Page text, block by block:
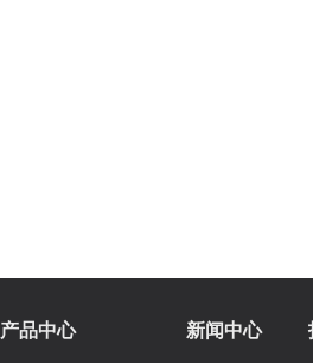
产品中心 新闻中心